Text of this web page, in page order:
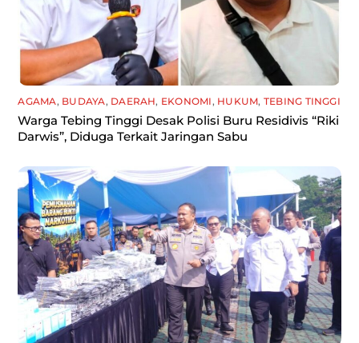
AGAMA, BUDAYA, DAERAH, EKONOMI, HUKUM, TEBING TINGGI
Warga Tebing Tinggi Desak Polisi Buru Residivis “Riki
Darwis”, Diduga Terkait Jaringan Sabu